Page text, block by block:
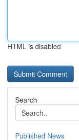
HTML is disabled
Search
Published News